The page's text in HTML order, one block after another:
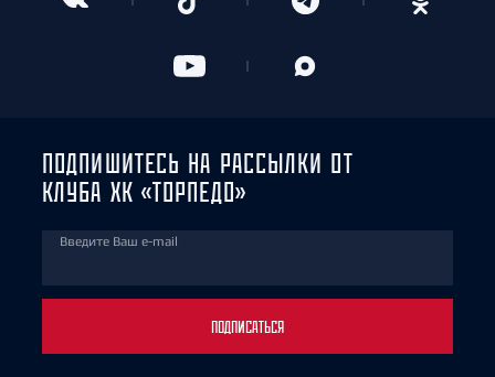
ПОДПИШИТЕСЬ НА РАССЫЛКИ ОТ
КЛУБА ХК «ТОРПЕДО»
Введите Ваш e-mail
ПОДПИСАТЬСЯ